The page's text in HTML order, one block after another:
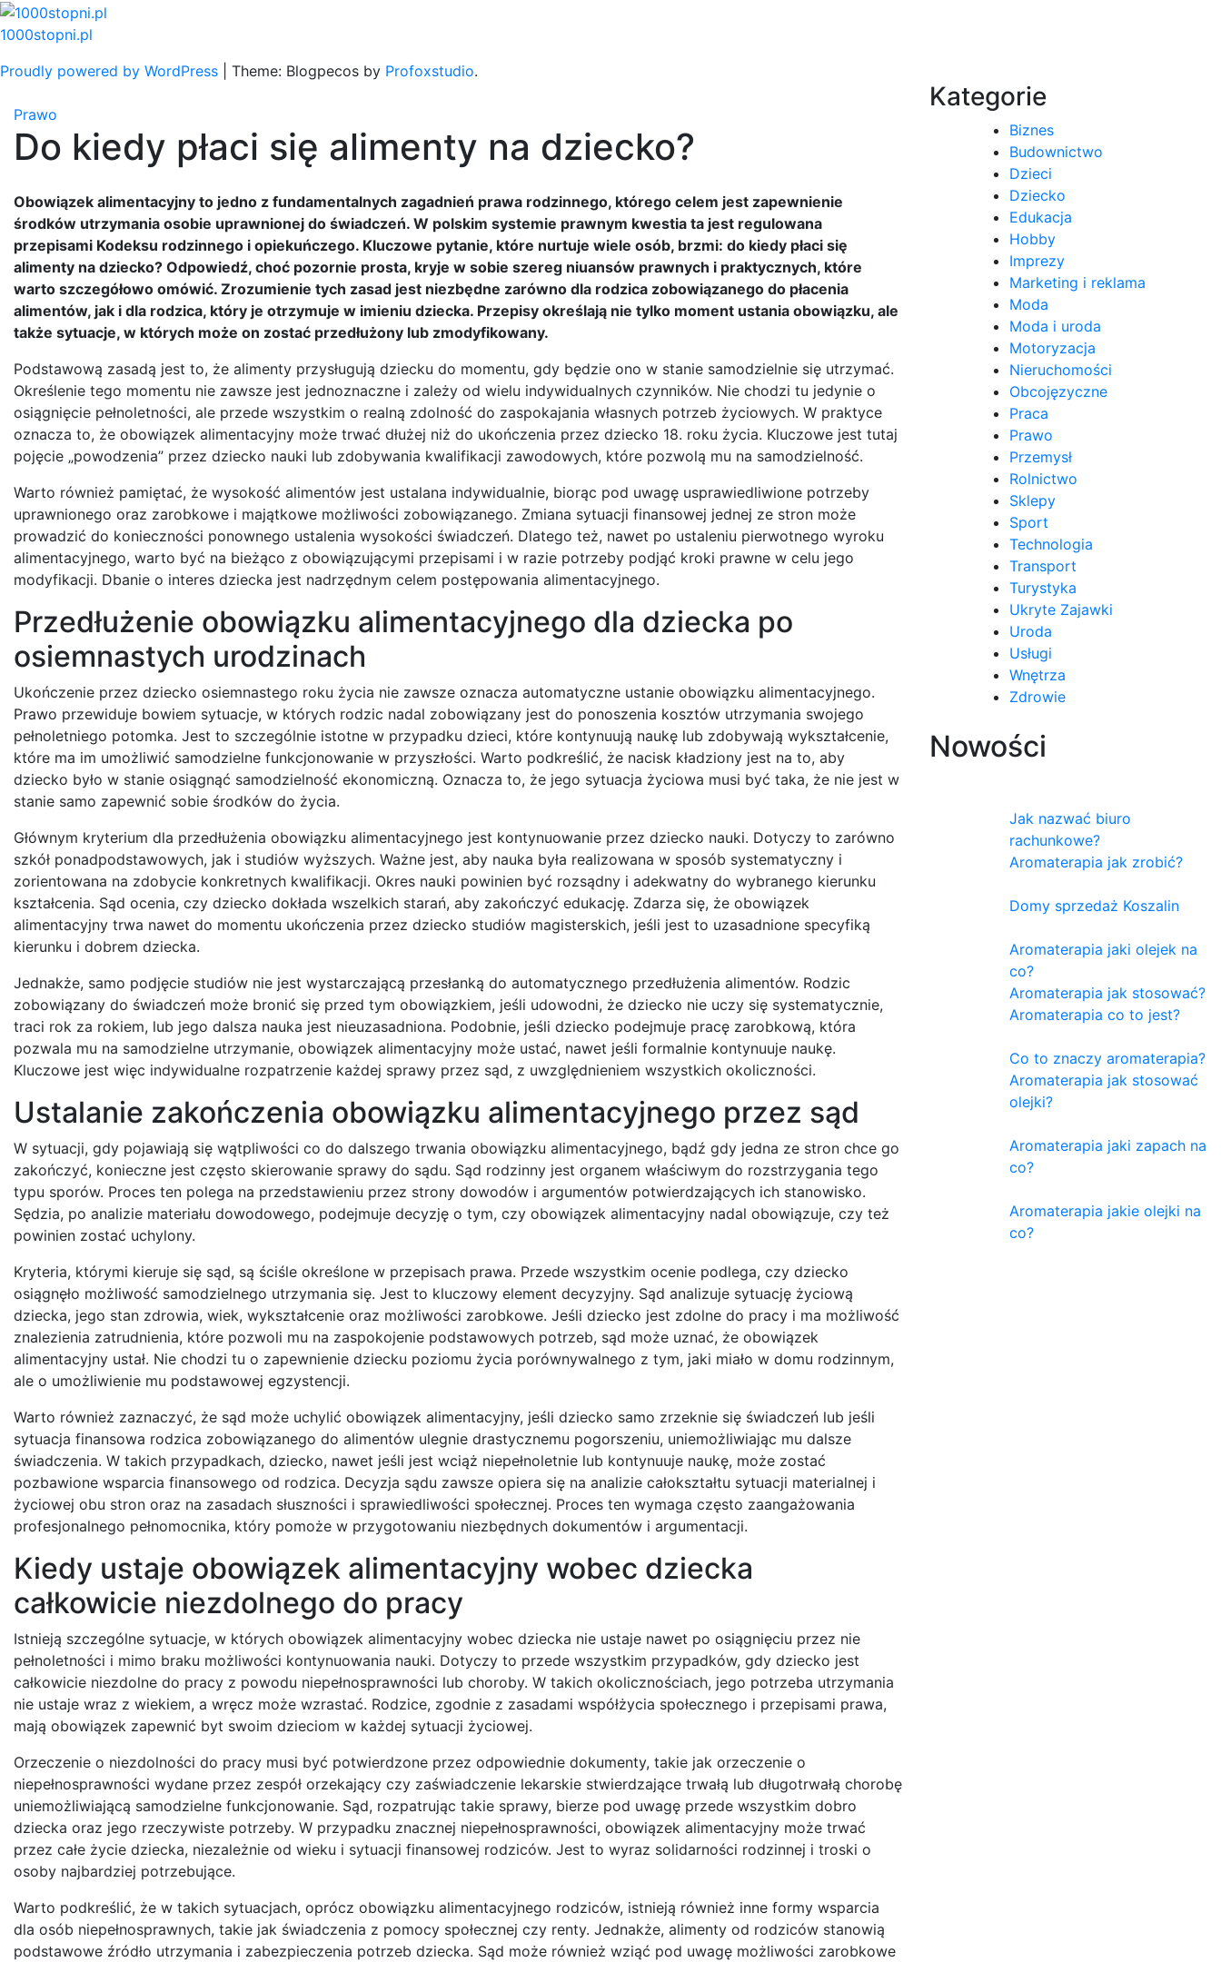
Skip
to
1000stopni.pl
Proudly powered by WordPress
Theme: Blogpecos by Profoxstudio.
Prawo
Do kiedy płaci się alimenty na dziecko?
Obowiązek alimentacyjny to jedno z fundamentalnych zagadnień prawa rodzinnego, którego celem jest zapewnienie
środków utrzymania osobie uprawnionej do świadczeń. W polskim systemie prawnym kwestia ta jest regulowana
przepisami Kodeksu rodzinnego i opiekuńczego. Kluczowe pytanie, które nurtuje wiele osób, brzmi: do kiedy płaci się
alimenty na dziecko? Odpowiedź, choć pozornie prosta, kryje w sobie szereg niuansów prawnych i praktycznych, które
warto szczegółowo omówić. Zrozumienie tych zasad jest niezbędne zarówno dla rodzica zobowiązanego do płacenia
alimentów, jak i dla rodzica, który je otrzymuje w imieniu dziecka. Przepisy określają nie tylko moment ustania obowiązku, ale
także sytuacje, w których może on zostać przedłużony lub zmodyfikowany.
Podstawową zasadą jest to, że alimenty przysługują dziecku do momentu, gdy będzie ono w stanie samodzielnie się utrzymać.
Określenie tego momentu nie zawsze jest jednoznaczne i zależy od wielu indywidualnych czynników. Nie chodzi tu jedynie o
osiągnięcie pełnoletności, ale przede wszystkim o realną zdolność do zaspokajania własnych potrzeb życiowych. W praktyce
oznacza to, że obowiązek alimentacyjny może trwać dłużej niż do ukończenia przez dziecko 18. roku życia. Kluczowe jest tutaj
pojęcie „powodzenia” przez dziecko nauki lub zdobywania kwalifikacji zawodowych, które pozwolą mu na samodzielność.
Warto również pamiętać, że wysokość alimentów jest ustalana indywidualnie, biorąc pod uwagę usprawiedliwione potrzeby
uprawnionego oraz zarobkowe i majątkowe możliwości zobowiązanego. Zmiana sytuacji finansowej jednej ze stron może
prowadzić do konieczności ponownego ustalenia wysokości świadczeń. Dlatego też, nawet po ustaleniu pierwotnego wyroku
alimentacyjnego, warto być na bieżąco z obowiązującymi przepisami i w razie potrzeby podjąć kroki prawne w celu jego
modyfikacji. Dbanie o interes dziecka jest nadrzędnym celem postępowania alimentacyjnego.
Przedłużenie obowiązku alimentacyjnego dla dziecka po
osiemnastych urodzinach
Ukończenie przez dziecko osiemnastego roku życia nie zawsze oznacza automatyczne ustanie obowiązku alimentacyjnego.
Prawo przewiduje bowiem sytuacje, w których rodzic nadal zobowiązany jest do ponoszenia kosztów utrzymania swojego
pełnoletniego potomka. Jest to szczególnie istotne w przypadku dzieci, które kontynuują naukę lub zdobywają wykształcenie,
które ma im umożliwić samodzielne funkcjonowanie w przyszłości. Warto podkreślić, że nacisk kładziony jest na to, aby
dziecko było w stanie osiągnąć samodzielność ekonomiczną. Oznacza to, że jego sytuacja życiowa musi być taka, że nie jest w
stanie samo zapewnić sobie środków do życia.
Głównym kryterium dla przedłużenia obowiązku alimentacyjnego jest kontynuowanie przez dziecko nauki. Dotyczy to zarówno
szkół ponadpodstawowych, jak i studiów wyższych. Ważne jest, aby nauka była realizowana w sposób systematyczny i
zorientowana na zdobycie konkretnych kwalifikacji. Okres nauki powinien być rozsądny i adekwatny do wybranego kierunku
kształcenia. Sąd ocenia, czy dziecko dokłada wszelkich starań, aby zakończyć edukację. Zdarza się, że obowiązek
alimentacyjny trwa nawet do momentu ukończenia przez dziecko studiów magisterskich, jeśli jest to uzasadnione specyfiką
kierunku i dobrem dziecka.
Jednakże, samo podjęcie studiów nie jest wystarczającą przesłanką do automatycznego przedłużenia alimentów. Rodzic
zobowiązany do świadczeń może bronić się przed tym obowiązkiem, jeśli udowodni, że dziecko nie uczy się systematycznie,
traci rok za rokiem, lub jego dalsza nauka jest nieuzasadniona. Podobnie, jeśli dziecko podejmuje pracę zarobkową, która
pozwala mu na samodzielne utrzymanie, obowiązek alimentacyjny może ustać, nawet jeśli formalnie kontynuuje naukę.
Kluczowe jest więc indywidualne rozpatrzenie każdej sprawy przez sąd, z uwzględnieniem wszystkich okoliczności.
Ustalanie zakończenia obowiązku alimentacyjnego przez sąd
W sytuacji, gdy pojawiają się wątpliwości co do dalszego trwania obowiązku alimentacyjnego, bądź gdy jedna ze stron chce go
zakończyć, konieczne jest często skierowanie sprawy do sądu. Sąd rodzinny jest organem właściwym do rozstrzygania tego
typu sporów. Proces ten polega na przedstawieniu przez strony dowodów i argumentów potwierdzających ich stanowisko.
Sędzia, po analizie materiału dowodowego, podejmuje decyzję o tym, czy obowiązek alimentacyjny nadal obowiązuje, czy też
powinien zostać uchylony.
Kryteria, którymi kieruje się sąd, są ściśle określone w przepisach prawa. Przede wszystkim ocenie podlega, czy dziecko
osiągnęło możliwość samodzielnego utrzymania się. Jest to kluczowy element decyzyjny. Sąd analizuje sytuację życiową
dziecka, jego stan zdrowia, wiek, wykształcenie oraz możliwości zarobkowe. Jeśli dziecko jest zdolne do pracy i ma możliwość
znalezienia zatrudnienia, które pozwoli mu na zaspokojenie podstawowych potrzeb, sąd może uznać, że obowiązek
alimentacyjny ustał. Nie chodzi tu o zapewnienie dziecku poziomu życia porównywalnego z tym, jaki miało w domu rodzinnym,
ale o umożliwienie mu podstawowej egzystencji.
Warto również zaznaczyć, że sąd może uchylić obowiązek alimentacyjny, jeśli dziecko samo zrzeknie się świadczeń lub jeśli
sytuacja finansowa rodzica zobowiązanego do alimentów ulegnie drastycznemu pogorszeniu, uniemożliwiając mu dalsze
świadczenia. W takich przypadkach, dziecko, nawet jeśli jest wciąż niepełnoletnie lub kontynuuje naukę, może zostać
pozbawione wsparcia finansowego od rodzica. Decyzja sądu zawsze opiera się na analizie całokształtu sytuacji materialnej i
życiowej obu stron oraz na zasadach słuszności i sprawiedliwości społecznej. Proces ten wymaga często zaangażowania
profesjonalnego pełnomocnika, który pomoże w przygotowaniu niezbędnych dokumentów i argumentacji.
Kiedy ustaje obowiązek alimentacyjny wobec dziecka
całkowicie niezdolnego do pracy
Istnieją szczególne sytuacje, w których obowiązek alimentacyjny wobec dziecka nie ustaje nawet po osiągnięciu przez nie
pełnoletności i mimo braku możliwości kontynuowania nauki. Dotyczy to przede wszystkim przypadków, gdy dziecko jest
całkowicie niezdolne do pracy z powodu niepełnosprawności lub choroby. W takich okolicznościach, jego potrzeba utrzymania
nie ustaje wraz z wiekiem, a wręcz może wzrastać. Rodzice, zgodnie z zasadami współżycia społecznego i przepisami prawa,
mają obowiązek zapewnić byt swoim dzieciom w każdej sytuacji życiowej.
Orzeczenie o niezdolności do pracy musi być potwierdzone przez odpowiednie dokumenty, takie jak orzeczenie o
niepełnosprawności wydane przez zespół orzekający czy zaświadczenie lekarskie stwierdzające trwałą lub długotrwałą chorobę
uniemożliwiającą samodzielne funkcjonowanie. Sąd, rozpatrując takie sprawy, bierze pod uwagę przede wszystkim dobro
dziecka oraz jego rzeczywiste potrzeby. W przypadku znacznej niepełnosprawności, obowiązek alimentacyjny może trwać
przez całe życie dziecka, niezależnie od wieku i sytuacji finansowej rodziców. Jest to wyraz solidarności rodzinnej i troski o
osoby najbardziej potrzebujące.
Warto podkreślić, że w takich sytuacjach, oprócz obowiązku alimentacyjnego rodziców, istnieją również inne formy wsparcia
dla osób niepełnosprawnych, takie jak świadczenia z pomocy społecznej czy renty. Jednakże, alimenty od rodziców stanowią
podstawowe źródło utrzymania i zabezpieczenia potrzeb dziecka. Sąd może również wziąć pod uwagę możliwości zarobkowe
Kategorie
Biznes
Budownictwo
Dzieci
Dziecko
Edukacja
Hobby
Imprezy
Marketing i reklama
Moda
Moda i uroda
Motoryzacja
Nieruchomości
Obcojęzyczne
Praca
Prawo
Przemysł
Rolnictwo
Sklepy
Sport
Technologia
Transport
Turystyka
Ukryte Zajawki
Uroda
Usługi
Wnętrza
Zdrowie
Nowości
Jak nazwać biuro
rachunkowe?
Aromaterapia jak zrobić?
Domy sprzedaż Koszalin
Aromaterapia jaki olejek na
co?
Aromaterapia jak stosować?
Aromaterapia co to jest?
Co to znaczy aromaterapia?
Aromaterapia jak stosować
olejki?
Aromaterapia jaki zapach na
co?
Aromaterapia jakie olejki na
co?